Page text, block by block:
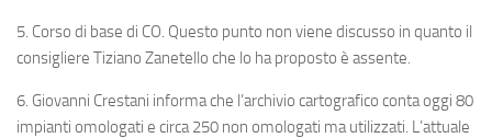
5. Corso di base di CO. Questo punto non viene discusso in quanto il
consigliere Tiziano Zanetello che lo ha proposto è assente.
6. Giovanni Crestani informa che l’archivio cartografico conta oggi 80
impianti omologati e circa 250 non omologati ma utilizzati. L’attuale